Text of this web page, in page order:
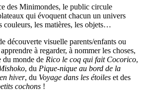
des Minimondes, le public circule
qui évoquent chacun un univers
couleurs, les matières, les objets…
découverte visuelle parents/enfants ou
à regarder, à nommer les choses,
du monde de Rico le coq qui fait Cocorico,
, du Pique-nique au bord de la
hiver, du Voyage dans les étoiles et des
cochons !